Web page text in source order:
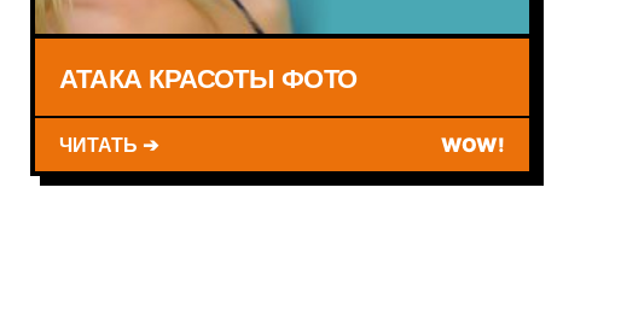
АТАКА КРАСОТЫ ФОТО
ЧИТАТЬ ➔ WOW!